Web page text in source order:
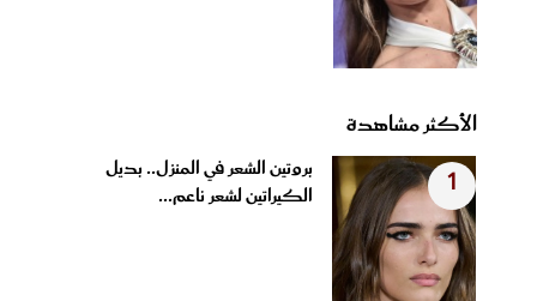
الأكثر مشاهدة
1
بروتين الشعر في المنزل.. بديل
الكيراتين لشعر ناعم...